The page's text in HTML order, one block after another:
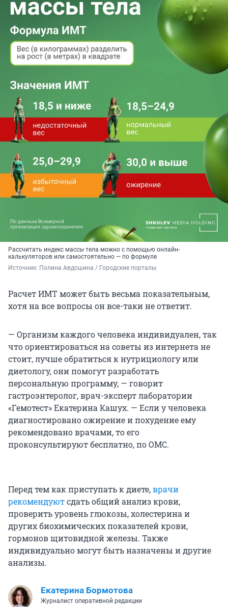
Рассчитать индекс массы тела можно с помощью онлайн-
калькуляторов или самостоятельно — по формуле
Источник: Полина Авдошина / Городские порталы
Расчет ИМТ может быть весьма показательным,
хотя на все вопросы он все-таки не ответит.
— Организм каждого человека индивидуален, так
что ориентироваться на советы из интернета не
стоит, лучше обратиться к нутрициологу или
диетологу, они помогут разработать
персональную программу, — говорит
гастроэнтеролог, врач-эксперт лаборатории
«Гемотест» Екатерина Кашух. — Если у человека
диагностировано ожирение и похудение ему
рекомендовано врачами, то его
проконсультируют бесплатно, по ОМС.
Перед тем как приступать к диете,врачи
рекомендуютсдать общий анализ крови,
проверить уровень глюкозы, холестерина и
других биохимических показателей крови,
гормонов щитовидной железы. Также
индивидуально могут быть назначены и другие
анализы.
Екатерина Бормотова
Журналист оперативной редакции